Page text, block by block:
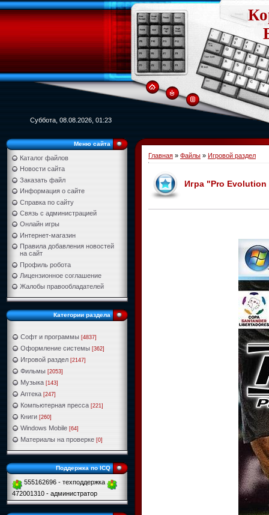
Суббота, 08.08.2026, 01:23
Меню сайта
Каталог файлов
Новости сайта
Заказать файл
Информация о сайте
Справка по сайту
Связь с администрацией
Онлайн игры
Интернет-магазин
Правила добавления новостей
на сайт
Профиль робота
Лицензионное соглашение
Жалобы правообладателей
Категории раздела
Софт и программы [4837]
Оформление системы [362]
Игровой раздел [2147]
Фильмы [2053]
Музыка [143]
Аптека [247]
Компьютерная пресса [221]
Книги [260]
Windows Mobile [64]
Материалы на проверке [0]
Поддержка по ICQ
555162696 - техподдержка
472001310 - администратор
Главная » Файлы » Игровой раздел
Игра "Pro Evolution